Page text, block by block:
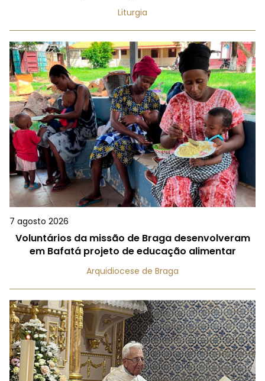
Liturgia
7 agosto 2026
Voluntários da missão de Braga desenvolveram
em Bafatá projeto de educação alimentar
Arquidiocese de Braga